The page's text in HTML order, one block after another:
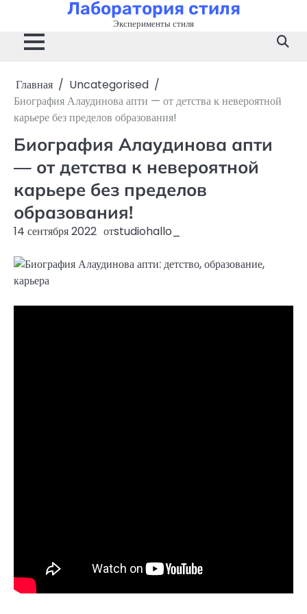
содержимому
Лаборатория стиля
Эксперименты стиля
Главная
Uncategorised
Биография Алаудинова апти — от детства к невероятной
карьере без пределов образования!
Биография Алаудинова апти
— от детства к невероятной
карьере без пределов
образования!
14 сентября 2022 отstudiohallo_